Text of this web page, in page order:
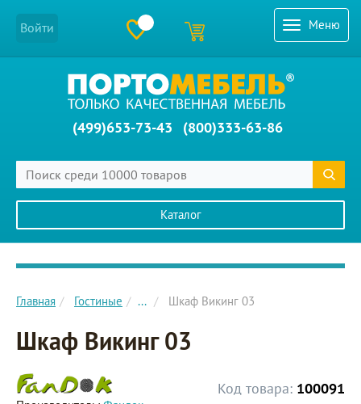
Меню
Войти
(499)653-73-43 (800)333-63-86
Каталог
Главное меню сайта
Главная Гостиные ... Шкаф Викинг 03
Шкаф Викинг 03
Код товара: 100091